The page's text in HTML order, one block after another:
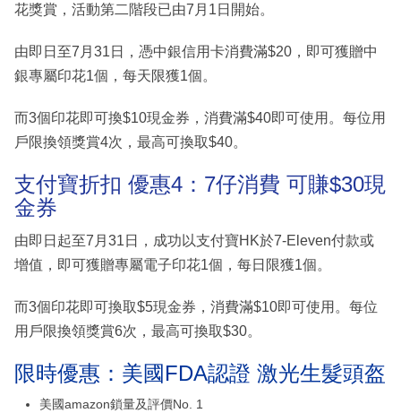
花獎賞，活動第二階段已由7月1日開始。
由即日至7月31日，憑中銀信用卡消費滿$20，即可獲贈中
銀專屬印花1個，每天限獲1個。
而3個印花即可換$10現金券，消費滿$40即可使用。每位用
戶限換領獎賞4次，最高可換取$40。
支付寶折扣 優惠4：7仔消費 可賺$30現
金券
由即日起至7月31日，成功以支付寶HK於7-Eleven付款或
增值，即可獲贈專屬電子印花1個，每日限獲1個。
而3個印花即可換取$5現金券，消費滿$10即可使用。每位
用戶限換領獎賞6次，最高可換取$30。
限時優惠：美國FDA認證 激光生髮頭盔
美國amazon鎖量及評價No. 1